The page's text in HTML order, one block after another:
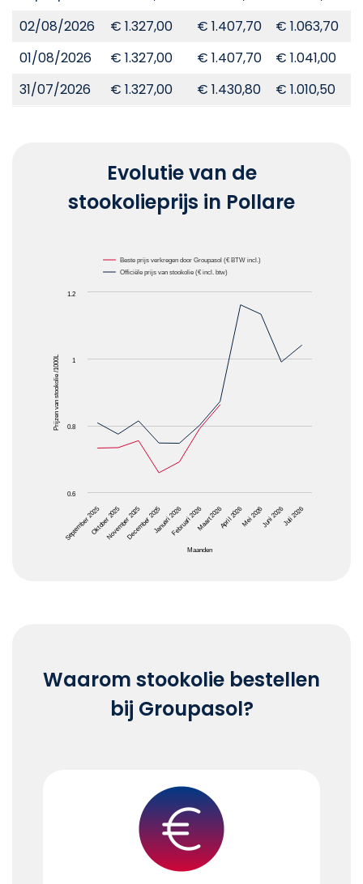
02/08/2026
€ 1.327,00 € 1.407,70 € 1.063,70
01/08/2026
€ 1.327,00 € 1.407,70 € 1.041,00
31/07/2026
€ 1.327,00 € 1.430,80 € 1.010,50
Evolutie van de
stookolieprijs in Pollare
Line chart with 2 lines.
The chart has 1 X axis displaying Maanden.
The chart has 1 Y axis displaying Prijzen van
Maanden
Prijzen van stookolie /1000L
Beste prijs verkregen door Groupasol (€ BTW incl.)
Officiële prijs van stookolie (€ incl. btw)
September 2025Oktober 2025November 2025December 2025Januari 2026Februari 2026Maart 2026April 2026Mei 2026Juni 2026Juli 2026
0.6
0.8
1
1.2
Waarom stookolie bestellen
bij Groupasol?